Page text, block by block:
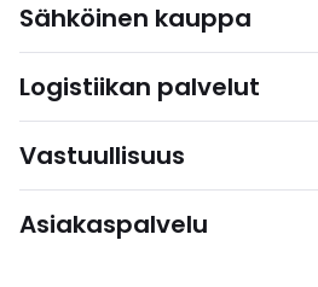
Sähköinen kauppa
Logistiikan palvelut
Vastuullisuus
Asiakaspalvelu